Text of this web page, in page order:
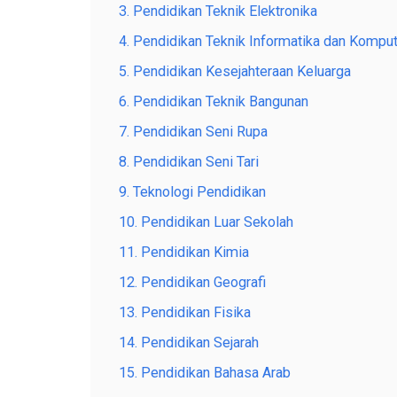
3. Pendidikan Teknik Elektronika
4. Pendidikan Teknik Informatika dan
5. Pendidikan Kesejahteraan Keluarga
6. Pendidikan Teknik Bangunan
7. Pendidikan Seni Rupa
8. Pendidikan Seni Tari
9. Teknologi Pendidikan
10. Pendidikan Luar Sekolah
11. Pendidikan Kimia
12. Pendidikan Geografi
13. Pendidikan Fisika
14. Pendidikan Sejarah
15. Pendidikan Bahasa Arab